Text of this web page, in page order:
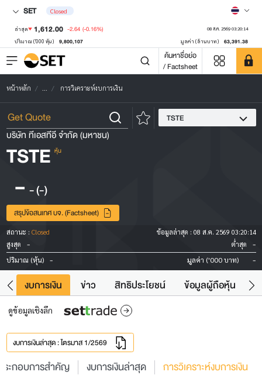
SET Closed
ล่าสุด 1,612.00 -2.64 (-0.16%) 08 ส.ค. 2569 03:20:14
ปริมาณ ('000 หุ้น) 9,800,107 มูลค่า (ล้านบาท) 63,391.38
ค้นหาชื่อย่อ
/ Factsheet
หน้าหลัก ... การวิเคราะห์งบการเงิน
TSTE
บริษัท ทีเอสทีอี จำกัด (มหาชน)
TSTE หุ้น
- -(-)
สรุปข้อสนเทศ บจ. (Factsheet)
สถานะ : Closed ข้อมูลล่าสุด : 08 ส.ค. 2569 03:20:14
สูงสุด
- ต่ำสุด -
ปริมาณ (หุ้น) - มูลค่า ('000 บาท) -
งบการเงิน ข่าว สิทธิประโยชน์ ข้อมูลผู้ถือหุ้น
ดูข้อมูลเชิงลึก
งบการเงินล่าสุด : ไตรมาส 1/2569
ะกอบการสำคัญ งบการเงินล่าสุด การวิเคราะห์งบการเงิน